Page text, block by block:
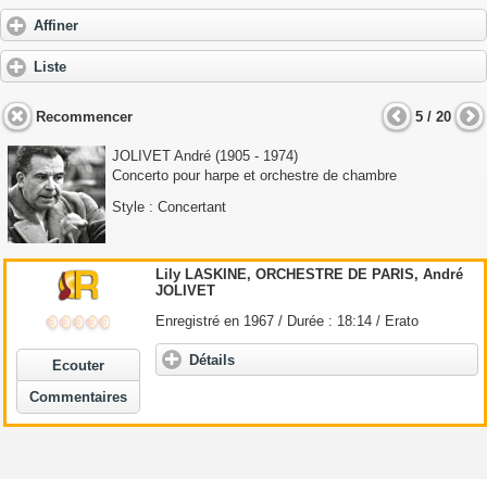
Affiner
Liste
Recommencer 5 / 20
JOLIVET André (1905 - 1974)
Concerto pour harpe et orchestre de chambre
Style : Concertant
Ecouter
Commentaires
Lily LASKINE, ORCHESTRE DE PARIS,André
JOLIVET
Enregistré en 1967 / Durée : 18:14 / Erato
Détails